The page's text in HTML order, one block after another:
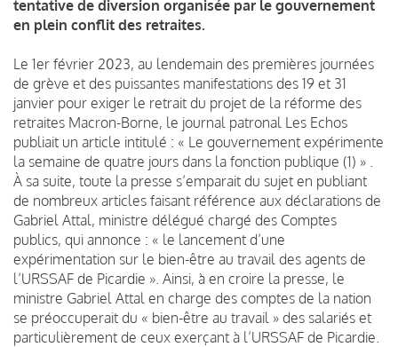
tentative de diversion organisée par le gouvernement
en plein conflit des retraites.
Le 1er février 2023, au lendemain des premières journées
de grève et des puissantes manifestations des 19 et 31
janvier pour exiger le retrait du projet de la réforme des
retraites Macron-Borne, le journal patronal Les Echos
publiait un article intitulé : « Le gouvernement expérimente
la semaine de quatre jours dans la fonction publique (1) » .
À sa suite, toute la presse s’emparait du sujet en publiant
de nombreux articles faisant référence aux déclarations de
Gabriel Attal, ministre délégué chargé des Comptes
publics, qui annonce : « le lancement d’une
expérimentation sur le bien-être au travail des agents de
l’URSSAF de Picardie ». Ainsi, à en croire la presse, le
ministre Gabriel Attal en charge des comptes de la nation
se préoccuperait du « bien-être au travail » des salariés et
particulièrement de ceux exerçant à l’URSSAF de Picardie.